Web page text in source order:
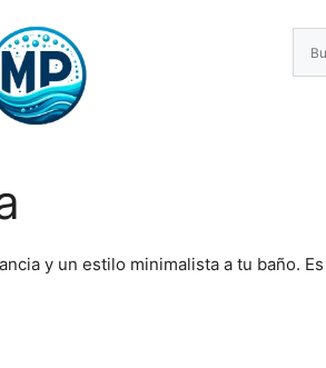
y un estilo minimalista a tu baño.